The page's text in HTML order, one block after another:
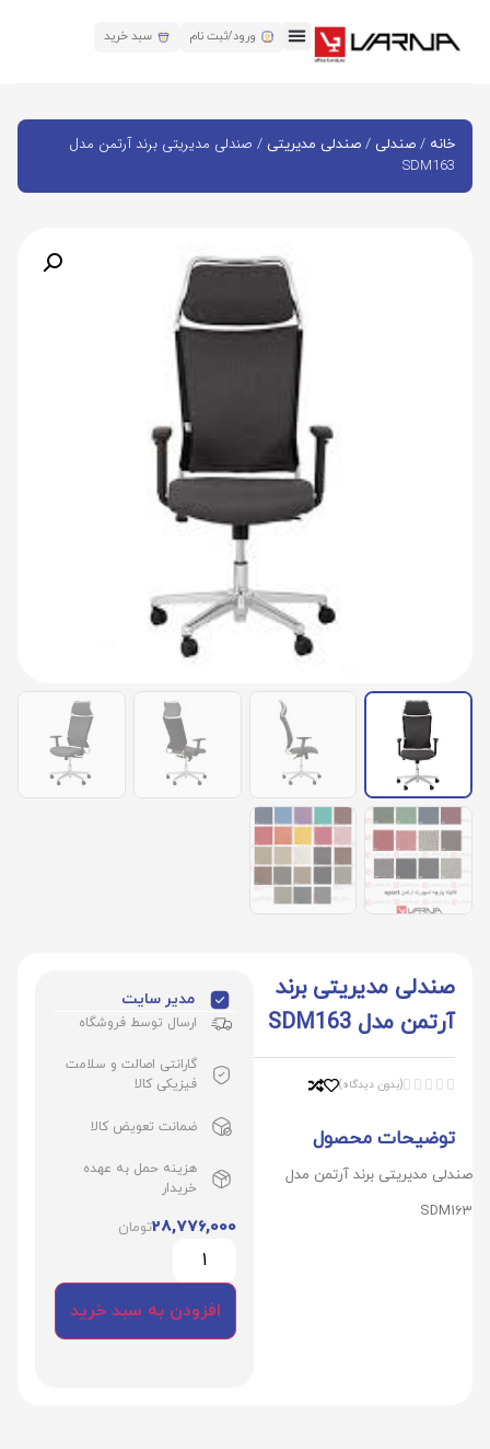
ورود/ثبت نام سبد خرید
خانه / صندلی / صندلی مدیریتی / صندلی مدیریتی برند آرتمن مدل
SDM163
صندلی مدیریتی برند
آرتمن مدل SDM163




(بدون دیدگاه)
توضیحات محصول
صندلی مدیریتی برند آرتمن مدل
SDM163
مدیر سایت
ارسال توسط فروشگاه
گارانتی اصالت و سلامت
فیزیکی کالا
ضمانت تعویض کالا
هزینه حمل به عهده
خریدار
28,776,000تومان
افزودن به سبد خرید